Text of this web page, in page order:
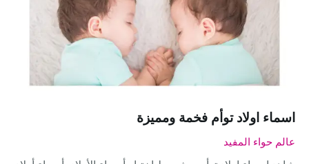
اسماء اولاد توأم فخمة ومميزة
عالم حواء المفيد